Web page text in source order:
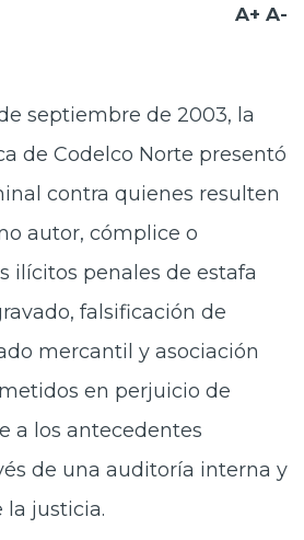
as
A+ A-
septiembre de 2003, la
de Codelco Norte presentó
contra quienes resulten
autor, cómplice o
ilícitos penales de estafa
falsificación de
mercantil y asociación
en perjuicio de
a los antecedentes
de una auditoría interna y
la justicia.